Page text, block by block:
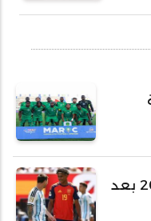
إسبانيا تتوج بكأس العالم 2026 بعد